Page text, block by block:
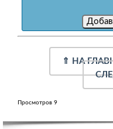
⇑ НА
Просмотров 9